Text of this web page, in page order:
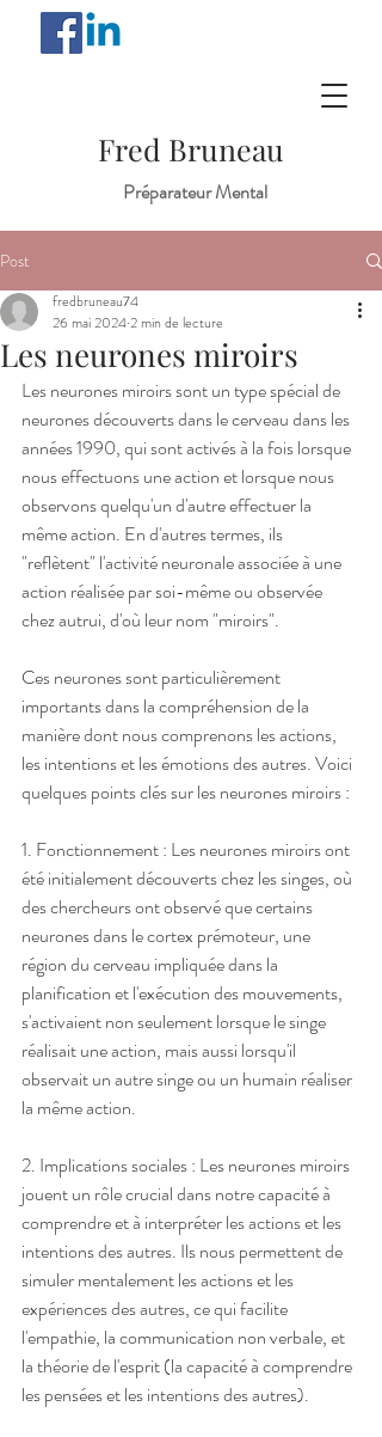
Fred Bruneau
Préparateur Mental
Post
Les neurones miroirs
fredbruneau74
26 mai 20242 min de lecture
Les neurones miroirs sont un type spécial de
neurones découverts dans le cerveau dans les
années 1990, qui sont activés à la fois lorsque
nous effectuons une action et lorsque nous
observons quelqu'un d'autre effectuer la
même action. En d'autres termes, ils
"reflètent" l'activité neuronale associée à une
action réalisée par soi-même ou observée
chez autrui, d'où leur nom "miroirs".
Ces neurones sont particulièrement
importants dans la compréhension de la
manière dont nous comprenons les actions,
les intentions et les émotions des autres. Voici
quelques points clés sur les neurones miroirs :
1. Fonctionnement : Les neurones miroirs ont
été initialement découverts chez les singes, où
des chercheurs ont observé que certains
neurones dans le cortex prémoteur, une
région du cerveau impliquée dans la
planification et l'exécution des mouvements,
s'activaient non seulement lorsque le singe
réalisait une action, mais aussi lorsqu'il
observait un autre singe ou un humain réaliser
la même action.
2. Implications sociales : Les neurones miroirs
jouent un rôle crucial dans notre capacité à
comprendre et à interpréter les actions et les
intentions des autres. Ils nous permettent de
simuler mentalement les actions et les
expériences des autres, ce qui facilite
l'empathie, la communication non verbale, et
la théorie de l'esprit (la capacité à comprendre
les pensées et les intentions des autres).